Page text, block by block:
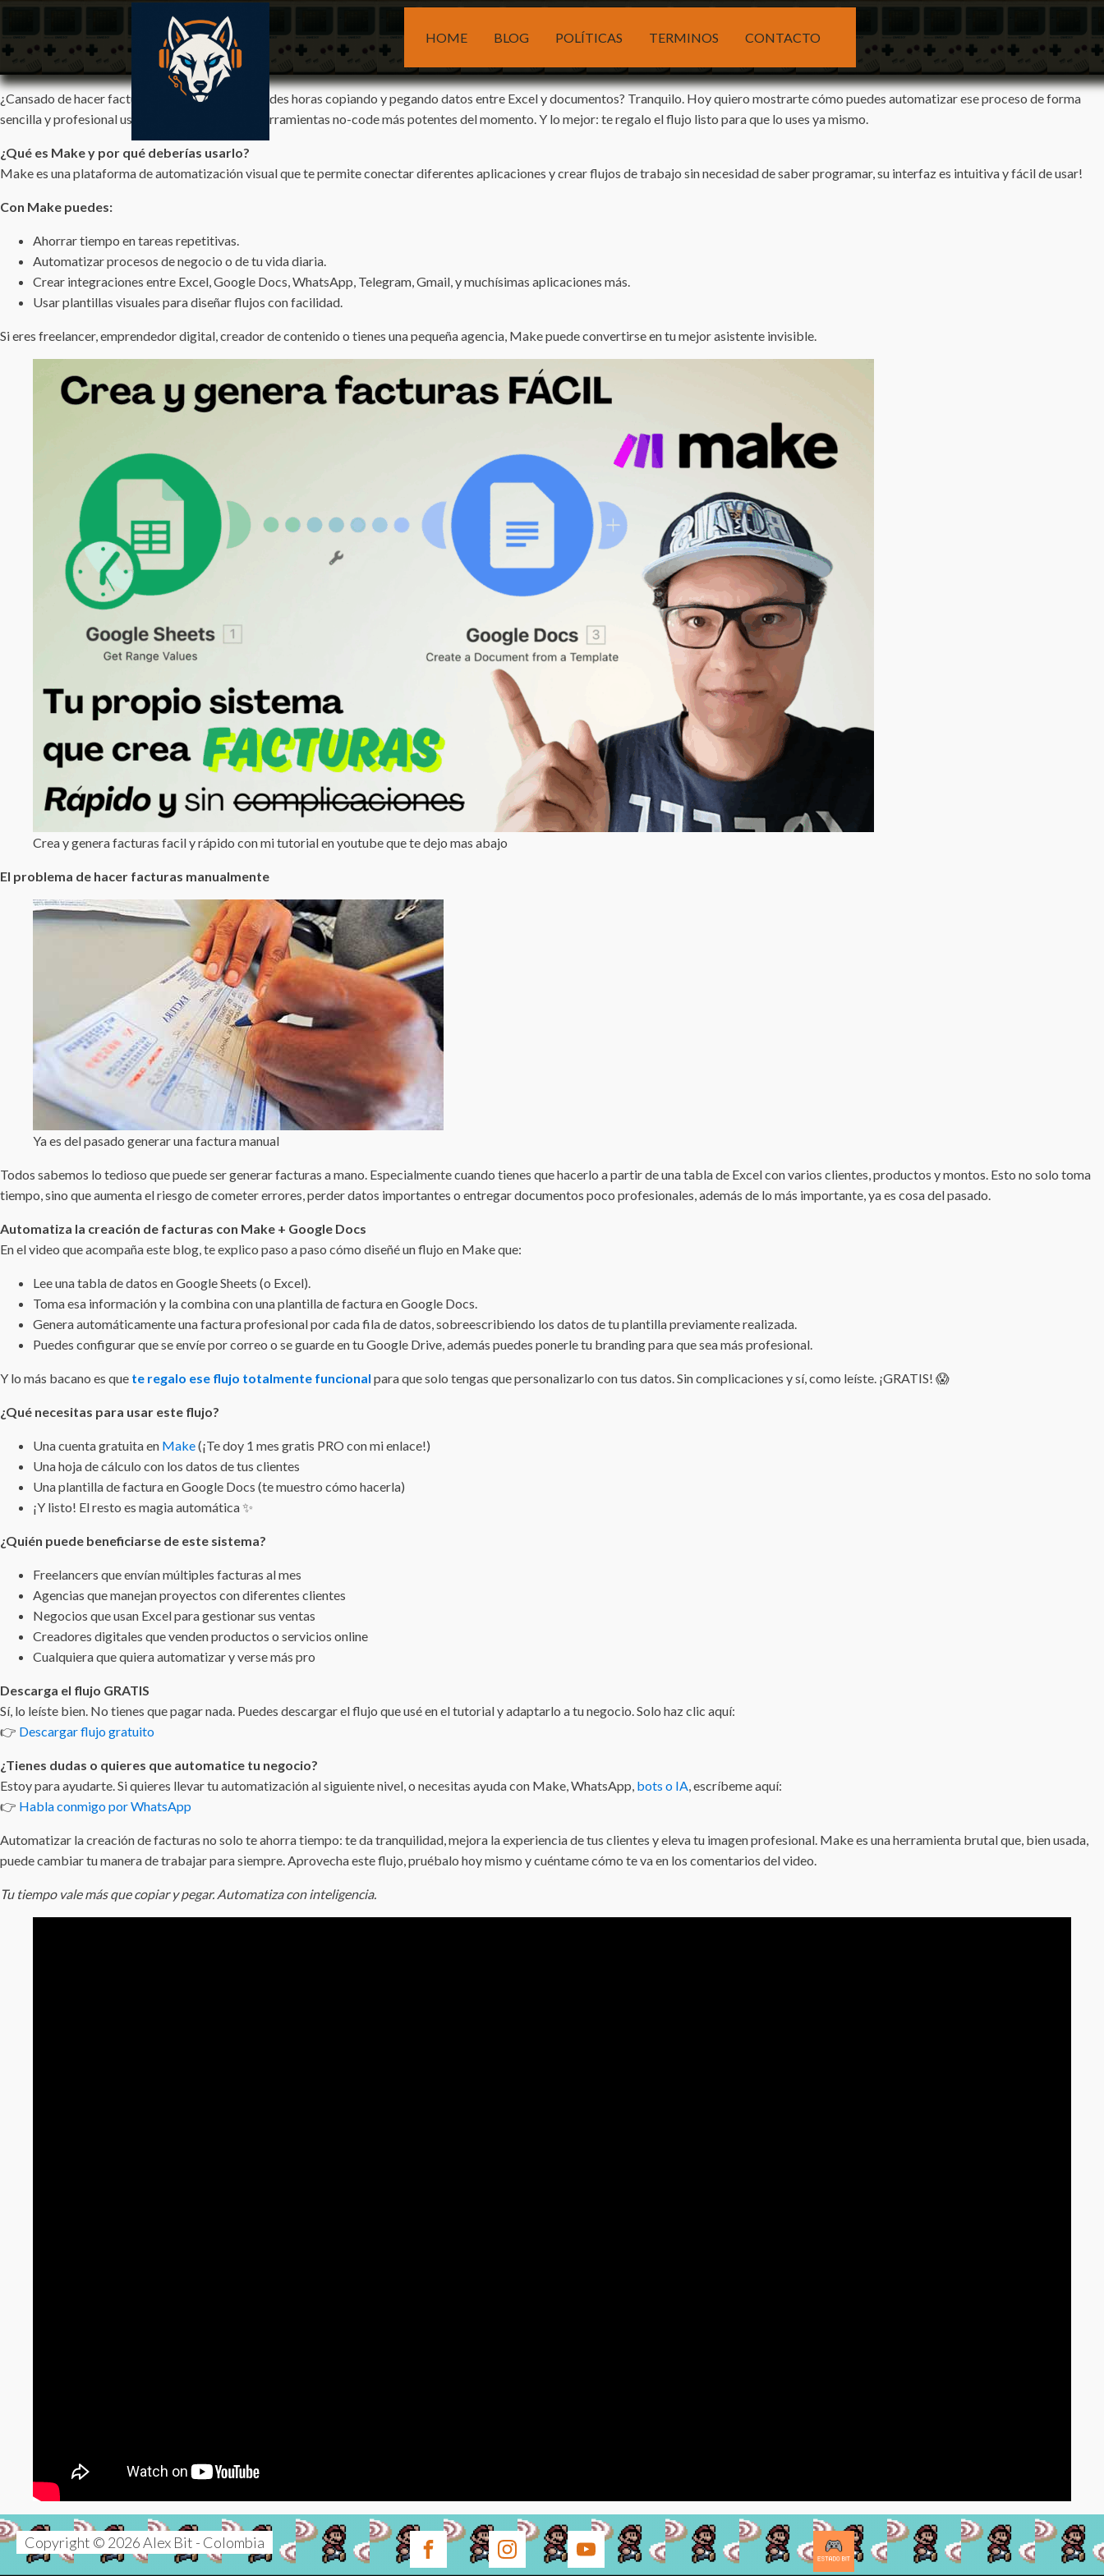
HOME BLOG POLÍTICAS TERMINOS CONTACTO
¿Cansado de hacer facturas manualmente? ¿Pierdes horas copiando y pegando datos entre Excel y documentos? Tranquilo. Hoy quiero mostrarte cómo puedes automatizar ese proceso de forma
sencilla y profesional usando
, una de las herramientas no-code más potentes del momento. Y lo mejor: te regalo el flujo listo para que lo uses ya mismo.
¿Qué es Make y por qué deberías usarlo?
Make es una plataforma de automatización visual que te permite conectar diferentes aplicaciones y crear flujos de trabajo sin necesidad de saber programar, su interfaz es intuitiva y fácil de usar!
Con Make puedes:
Ahorrar tiempo en tareas repetitivas.
Automatizar procesos de negocio o de tu vida diaria.
Crear integraciones entre Excel, Google Docs, WhatsApp, Telegram, Gmail, y muchísimas aplicaciones más.
Usar plantillas visuales para diseñar flujos con facilidad.
Si eres freelancer, emprendedor digital, creador de contenido o tienes una pequeña agencia, Make puede convertirse en tu mejor asistente invisible.
Crea y genera facturas facil y rápido con mi tutorial en youtube que te dejo mas abajo
El problema de hacer facturas manualmente
Ya es del pasado generar una factura manual
Todos sabemos lo tedioso que puede ser generar facturas a mano. Especialmente cuando tienes que hacerlo a partir de una tabla de Excel con varios clientes, productos y montos. Esto no solo toma
tiempo, sino que aumenta el riesgo de cometer errores, perder datos importantes o entregar documentos poco profesionales, además de lo más importante, ya es cosa del pasado.
Automatiza la creación de facturas con Make + Google Docs
En el video que acompaña este blog, te explico paso a paso cómo diseñé un flujo en Make que:
Lee una tabla de datos en Google Sheets (o Excel).
Toma esa información y la combina con una plantilla de factura en Google Docs.
Genera automáticamente una factura profesional por cada fila de datos, sobreescribiendo los datos de tu plantilla previamente realizada.
Puedes configurar que se envíe por correo o se guarde en tu Google Drive, además puedes ponerle tu branding para que sea más profesional.
Y lo más bacano es que te regalo ese flujo totalmente funcional para que solo tengas que personalizarlo con tus datos. Sin complicaciones y sí, como leíste. ¡GRATIS! 😱
¿Qué necesitas para usar este flujo?
Una cuenta gratuita en Make(¡Te doy 1 mes gratis PRO con mi enlace!)
Una hoja de cálculo con los datos de tus clientes
Una plantilla de factura en Google Docs (te muestro cómo hacerla)
¡Y listo! El resto es magia automática ✨
¿Quién puede beneficiarse de este sistema?
Freelancers que envían múltiples facturas al mes
Agencias que manejan proyectos con diferentes clientes
Negocios que usan Excel para gestionar sus ventas
Creadores digitales que venden productos o servicios online
Cualquiera que quiera automatizar y verse más pro
Descarga el flujo GRATIS
Sí, lo leíste bien. No tienes que pagar nada. Puedes descargar el flujo que usé en el tutorial y adaptarlo a tu negocio. Solo haz clic aquí:
👉 Descargar flujo gratuito
¿Tienes dudas o quieres que automatice tu negocio?
Estoy para ayudarte. Si quieres llevar tu automatización al siguiente nivel, o necesitas ayuda con Make, WhatsApp, bots o IA, escríbeme aquí:
👉 Habla conmigo por WhatsApp
Automatizar la creación de facturas no solo te ahorra tiempo: te da tranquilidad, mejora la experiencia de tus clientes y eleva tu imagen profesional. Make es una herramienta brutal que, bien usada,
puede cambiar tu manera de trabajar para siempre. Aprovecha este flujo, pruébalo hoy mismo y cuéntame cómo te va en los comentarios del video.
Tu tiempo vale más que copiar y pegar. Automatiza con inteligencia.
Copyright © 2026 Alex Bit - Colombia